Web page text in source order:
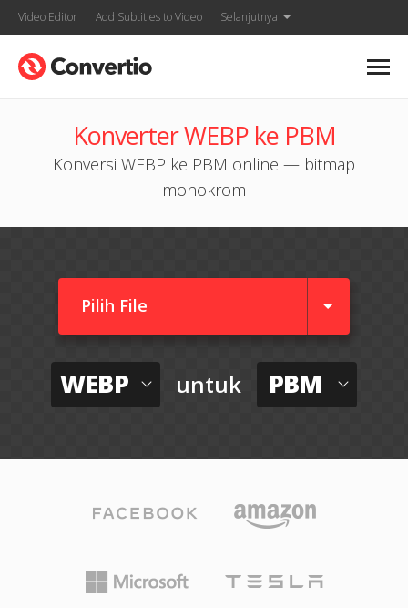
Video Editor Add Subtitles to Video Selanjutnya
Konverter WEBP ke PBM
Konversi WEBP ke PBM online — bitmap
monokrom
Pilih File
WEBP untuk PBM